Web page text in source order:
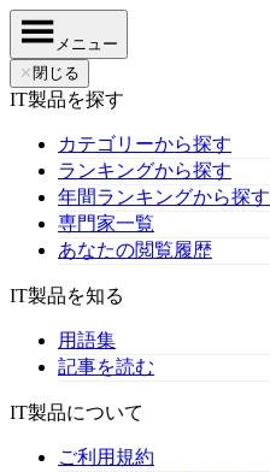
メニュー
✕ 閉じる
IT製品を探す
カテゴリーから探す
ランキングから探す
年間ランキングから探す
専門家一覧
あなたの閲覧履歴
IT製品を知る
用語集
記事を読む
IT製品について
ご利用規約